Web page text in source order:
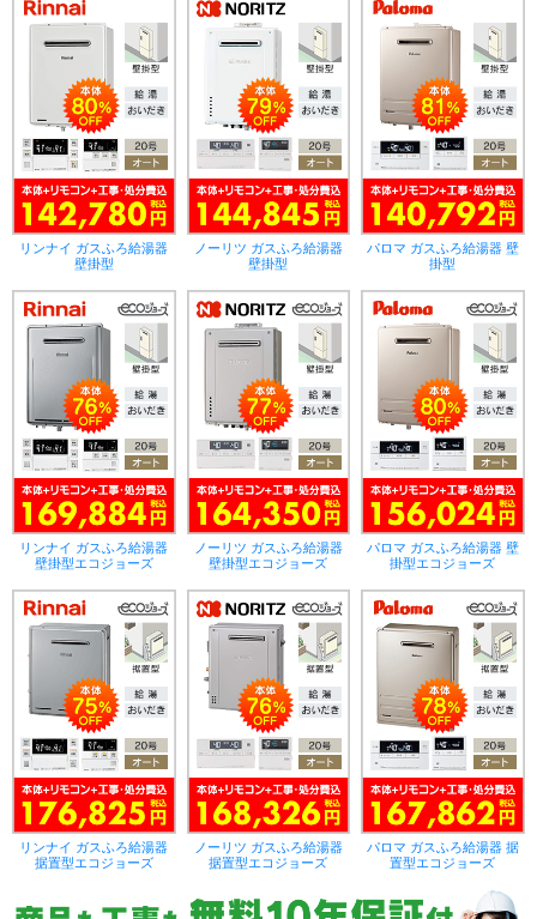
リンナイ ガスふろ給湯器
壁掛型
ノーリツ ガスふろ給湯器
壁掛型
パロマ ガスふろ給湯器 壁
掛型
リンナイ ガスふろ給湯器
壁掛型エコジョーズ
ノーリツ ガスふろ給湯器
壁掛型エコジョーズ
パロマ ガスふろ給湯器 壁
掛型エコジョーズ
リンナイ ガスふろ給湯器
据置型エコジョーズ
ノーリツ ガスふろ給湯器
据置型エコジョーズ
パロマ ガスふろ給湯器 据
置型エコジョーズ